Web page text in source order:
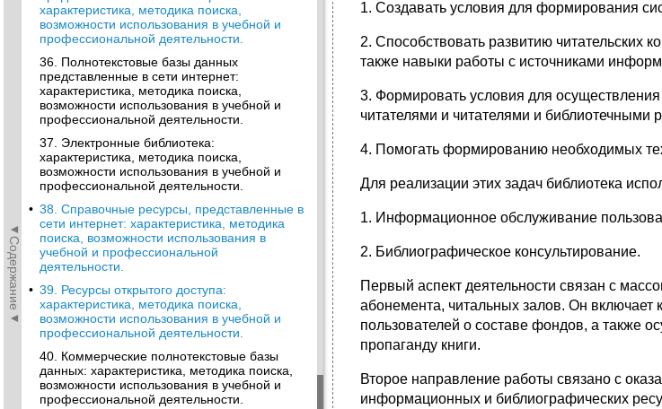
◄Содержание◄
характеристика, методика поиска,
возможности использования в учебной и
профессиональной деятельности.
36. Полнотекстовые базы данных
представленные в сети интернет:
характеристика, методика поиска,
возможности использования в учебной и
профессиональной деятельности.
37. Электронные библиотека:
характеристика, методика поиска,
возможности использования в учебной и
профессиональной деятельности.
• 38. Справочные ресурсы, представленные в
сети интернет: характеристика, методика
поиска, возможности использования в
учебной и профессиональной
деятельности.
• 39. Ресурсы открытого доступа:
характеристика, методика поиска,
возможности использования в учебной и
профессиональной деятельности.
40. Коммерческие полнотекстовые базы
данных: характеристика, методика поиска,
возможности использования в учебной и
профессиональной деятельности.
1. Создавать условия для формирования
2. Способствовать развитию читательских
также навыки работы с источниками
3. Формировать условия для
читателями и читателями и библиотечными
4. Помогать формированию необходимых
Для реализации этих задач библиотека
1. Информационное обслуживание
2. Библиографическое консультирование.
Первый аспект деятельности связан с
абонемента, читальных залов. Он
пользователей о составе фондов, а также
пропаганду книги.
Второе направление работы связано с
информационных и библиографических